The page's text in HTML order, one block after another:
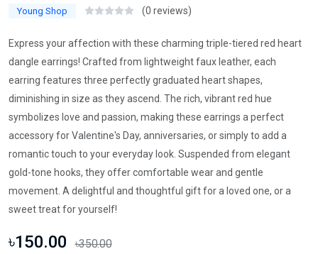
Young Shop (0 reviews)
Express your affection with these charming triple-tiered red heart
dangle earrings! Crafted from lightweight faux leather, each
earring features three perfectly graduated heart shapes,
diminishing in size as they ascend. The rich, vibrant red hue
symbolizes love and passion, making these earrings a perfect
accessory for Valentine's Day, anniversaries, or simply to add a
romantic touch to your everyday look. Suspended from elegant
gold-tone hooks, they offer comfortable wear and gentle
movement. A delightful and thoughtful gift for a loved one, or a
sweet treat for yourself!
৳150.00 ৳350.00